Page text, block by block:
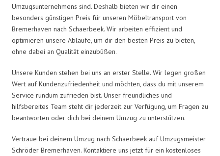
Umzugsunternehmens sind. Deshalb bieten wir dir einen
besonders günstigen Preis für unseren Möbeltransport von
Bremerhaven nach Schaerbeek. Wir arbeiten effizient und
optimieren unsere Abläufe, um dir den besten Preis zu bieten,
ohne dabei an Qualität einzubüßen.
Unsere Kunden stehen bei uns an erster Stelle. Wir legen großen
Wert auf Kundenzufriedenheit und möchten, dass du mit unserem
Service rundum zufrieden bist. Unser freundliches und
hilfsbereites Team steht dir jederzeit zur Verfügung, um Fragen zu
beantworten oder dich bei deinem Umzug zu unterstützen.
Vertraue bei deinem Umzug nach Schaerbeek auf Umzugsmeister
Schröder Bremerhaven. Kontaktiere uns jetzt für ein kostenloses